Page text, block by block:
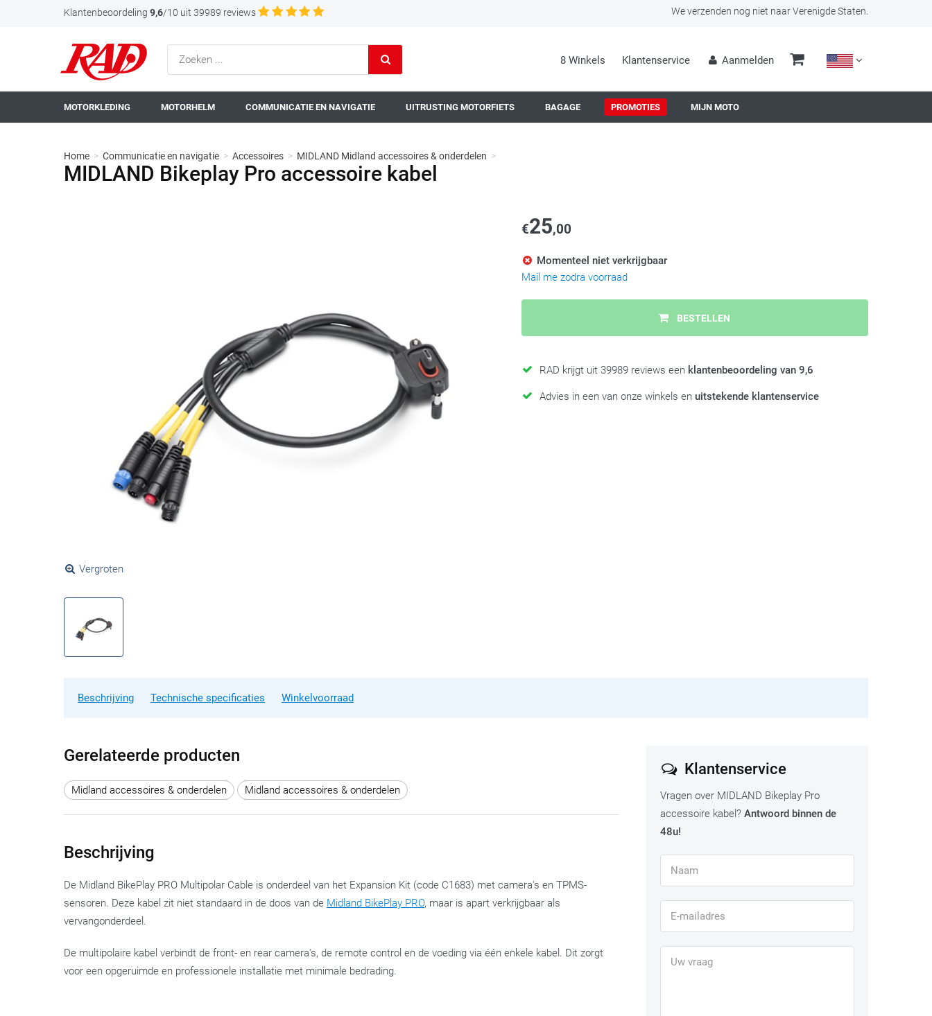
Klantenbeoordeling 9,6/10 uit 39989 reviews We verzenden nog niet naar Verenigde Staten.
8 Winkels Klantenservice Aanmelden
MOTORKLEDING MOTORHELM COMMUNICATIE EN NAVIGATIE UITRUSTING MOTORFIETS BAGAGE PROMOTIES MIJN MOTO
Home > Communicatie en navigatie > Accessoires > MIDLAND Midland accessoires & onderdelen >
MIDLAND Bikeplay Pro accessoire kabel
Vergroten
€25,00
Momenteel niet verkrijgbaar
Mail me zodra voorraad
BESTELLEN
RAD krijgt uit 39989 reviews een klantenbeoordeling van 9,6
Advies in een van onze winkels en uitstekende klantenservice
Beschrijving Technische specificaties Winkelvoorraad
Gerelateerde producten
Midland accessoires & onderdelen Midland accessoires & onderdelen
Beschrijving
De Midland BikePlay PRO Multipolar Cable is onderdeel van het Expansion Kit (code C1683) met camera's en TPMS-
sensoren. Deze kabel zit niet standaard in de doos van de Midland BikePlay PRO, maar is apart verkrijgbaar als
vervangonderdeel.
De multipolaire kabel verbindt de front- en rear camera's, de remote control en de voeding via één enkele kabel. Dit zorgt
voor een opgeruimde en professionele installatie met minimale bedrading.
Klantenservice
Vragen over MIDLAND Bikeplay Pro
accessoire kabel? Antwoord binnen de
48u!